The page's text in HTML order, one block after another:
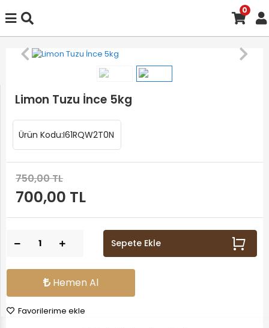
0
Limon Tuzu İnce 5kg
Ürün Kodu:I61RQW2T0N
750,00 TL
700,00 TL
Sepete Ekle
Hemen Al
Favorilerime ekle